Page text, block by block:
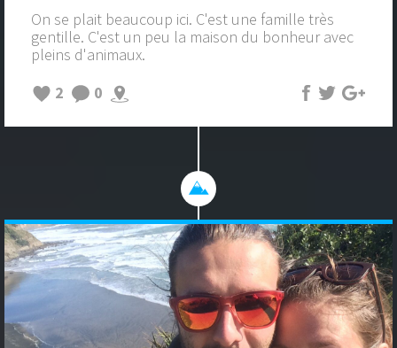
On se plait beaucoup ici. C'est une famille très
gentille. C'est un peu la maison du bonheur avec
pleins d'animaux.
2
0